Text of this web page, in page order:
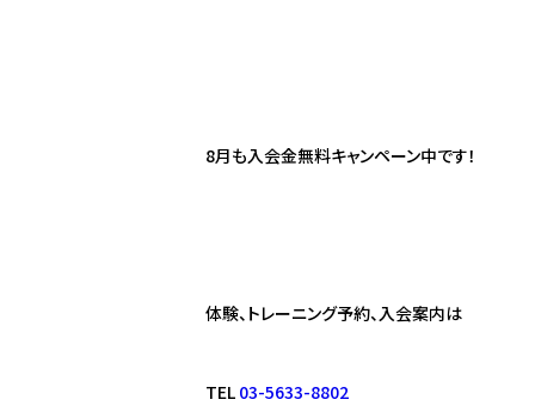
8月も入会金無料キャンペーン中です！
体験、トレーニング予約、入会案内は
TEL 03-5633-8802